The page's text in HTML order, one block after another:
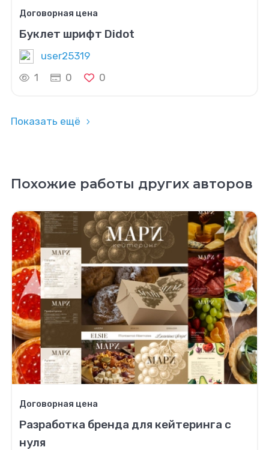
Договорная цена
Буклет шрифт Didot
user25319
1
0 0
Показать ещё
Похожие работы других авторов
Договорная цена
Разработка бренда для кейтеринга с
нуля